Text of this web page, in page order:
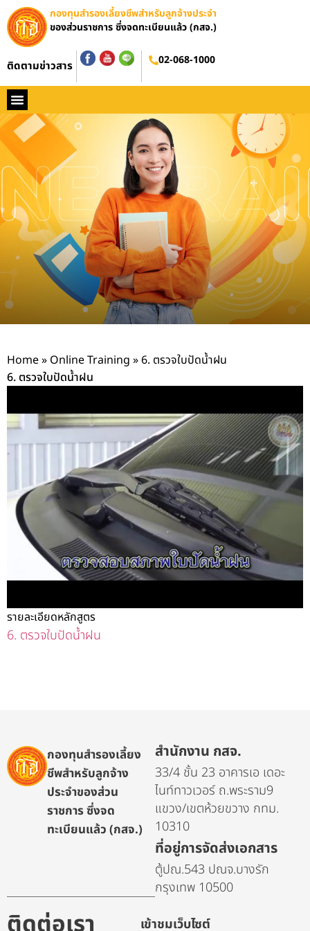
กองทุนสำรองเลี้ยงชีพสำหรับลูกจ้างประจำ
ของส่วนราชการ ซึ่งจดทะเบียนแล้ว (กสจ.)
ติดตามข่าวสาร 02-068-1000
อบรมออนไลน์
Home» Online Training »6. ตรวจใบปัดน้ำฝน
6. ตรวจใบปัดน้ำฝน
รายละเอียดหลักสูตร
6. ตรวจใบปัดน้ำฝน
กองทุนสำรองเลี้ยง
ชีพสำหรับลูกจ้าง
ประจำของส่วน
ราชการ ซึ่งจด
ทะเบียนแล้ว (กสจ.)
สำนักงาน กสจ.
33/4 ชั้น 23 อาคารเอ เดอะ
ไนท์ทาวเวอร์ ถ.พระราม9
แขวง/เขตห้วยขวาง กทม.
10310
ที่อยู่การจัดส่งเอกสาร
ตู้ปณ.543 ปณจ.บางรัก
กรุงเทพ 10500
เข้าชมเว็บไซต์